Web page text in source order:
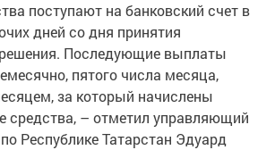
поступают на банковский счет в
дней со дня принятия
Последующие выплаты
пятого числа месяца,
за который начислены
средства, – отметил управляющий
Республике Татарстан Эдуард